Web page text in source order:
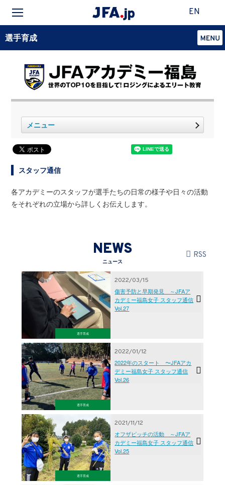
EN
選手育成
メニュー
スタッフ通信
各アカデミーのスタッフが選手たちの日常の様子や日々の活動
をそれぞれの立場から詳しくお伝えします。
NEWS
ニュース
RSS
選手育成
2022/03/15
傷害予防と早期発見 ～JFAア
カデミー福島女子 スタッフ通信
Vol.27
選手育成
2022/01/12
2022年のスタート 〜JFAアカ
デミー福島女子 スタッフ通信
Vol.26
選手育成
2021/11/12
オフザピッチの活動 ～JFAア
カデミー福島女子 スタッフ通信
Vol.25